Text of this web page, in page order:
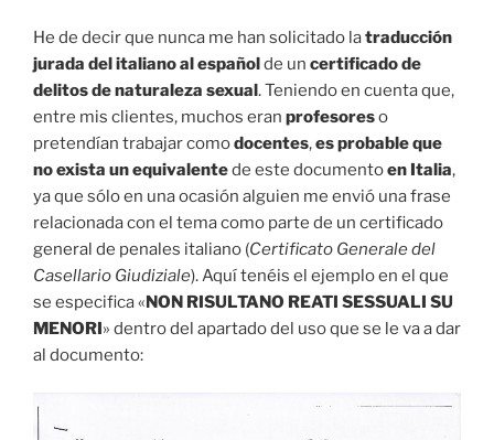
He de decir que nunca me han solicitado latraducción
jurada del italiano al españolde un certificado de
delitos de naturaleza sexual. Teniendo en cuenta que,
entre mis clientes, muchos eran profesoreso
pretendían trabajar comodocentes,es probable que
no exista un equivalentede este documentoen Italia,
ya que sólo en una ocasión alguien me envió una frase
relacionada con el tema como parte de un certificado
general de penales italiano (Certificato Generale del
Casellario Giudiziale). Aquí tenéis el ejemplo en el que
se especifica «NON RISULTANO REATI SESSUALI SU
MENORI» dentro del apartado del uso que se le va a dar
al documento: